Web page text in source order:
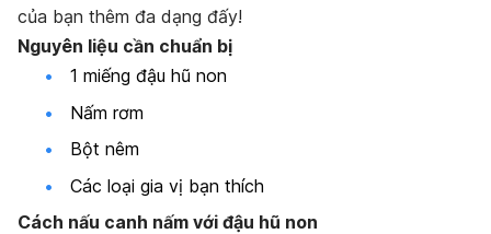
của bạn thêm đa dạng đấy!
Nguyên liệu cần chuẩn bị
1 miếng đậu hũ non
Nấm rơm
Bột nêm
Các loại gia vị bạn thích
Cách nấu canh nấm với đậu hũ non